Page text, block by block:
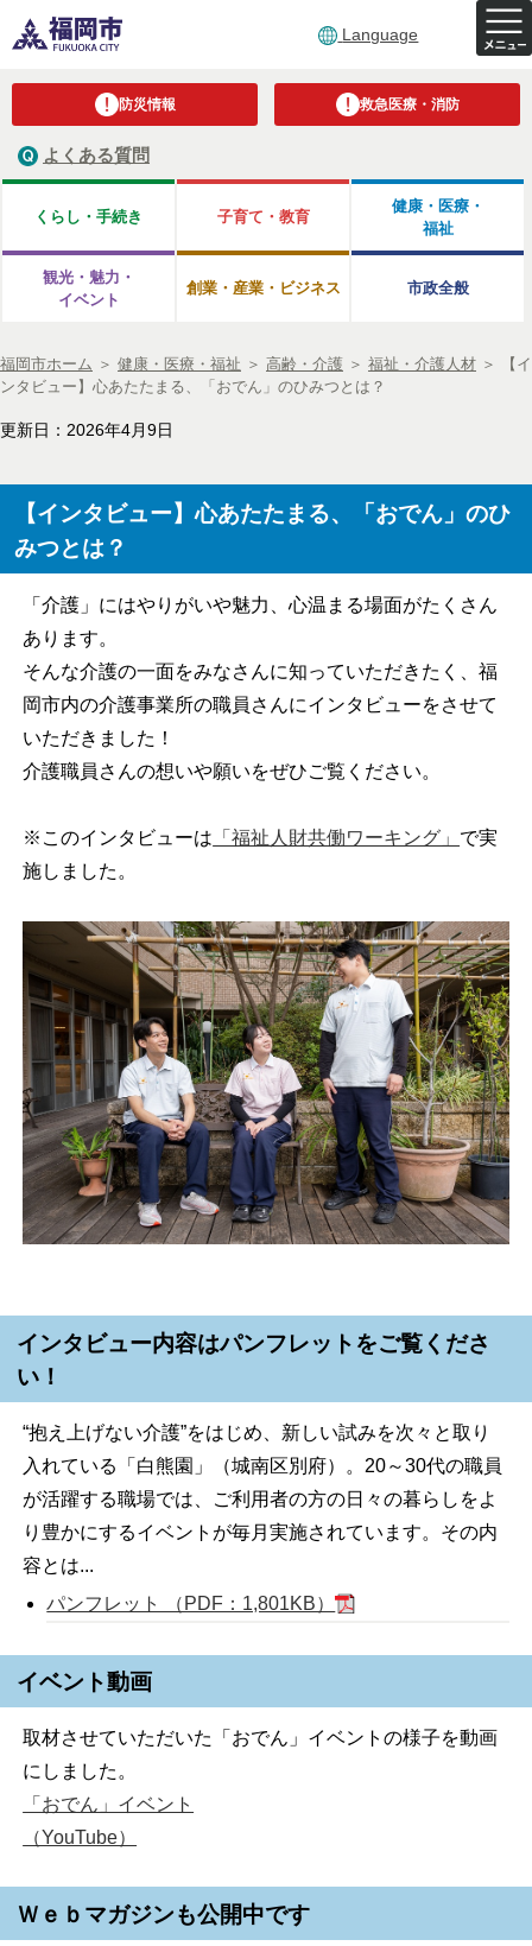
Language
防災情報 救急医療・消防
よくある質問
くらし・手続き 子育て・教育
健康・医療・
福祉
観光・魅力・
イベント
創業・産業・ビジネス 市政全般
福岡市ホーム ＞ 健康・医療・福祉 ＞ 高齢・介護 ＞ 福祉・介護人材 ＞
【イ
ンタビュー】心あたたまる、「おでん」のひみつとは？
更新日：2026年4月9日
【インタビュー】心あたたまる、「おでん」のひ
みつとは？
「介護」にはやりがいや魅力、心温まる場面がたくさん
あります。
そんな介護の一面をみなさんに知っていただきたく、福
岡市内の介護事業所の職員さんにインタビューをさせて
いただきました！
介護職員さんの想いや願いをぜひご覧ください。
※このインタビューは 「福祉人財共働ワーキング」 で実
施しました。
インタビュー内容はパンフレットをご覧くださ
い！
“抱え上げない介護”をはじめ、新しい試みを次々と取り
入れている「白熊園」（城南区別府）。20～30代の職員
が活躍する職場では、ご利用者の方の日々の暮らしをよ
り豊かにするイベントが毎月実施されています。その内
容とは...
パンフレット （PDF：1,801KB）
イベント動画
取材させていただいた「おでん」イベントの様子を動画
にしました。
「おでん」イベント
（YouTube）
Ｗｅｂマガジンも公開中です